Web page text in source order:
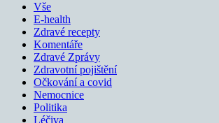
Vše
E-health
Zdravé recepty
Komentáře
Zdravé Zprávy
Zdravotní pojištění
Očkování a covid
Nemocnice
Politika
Léčiva